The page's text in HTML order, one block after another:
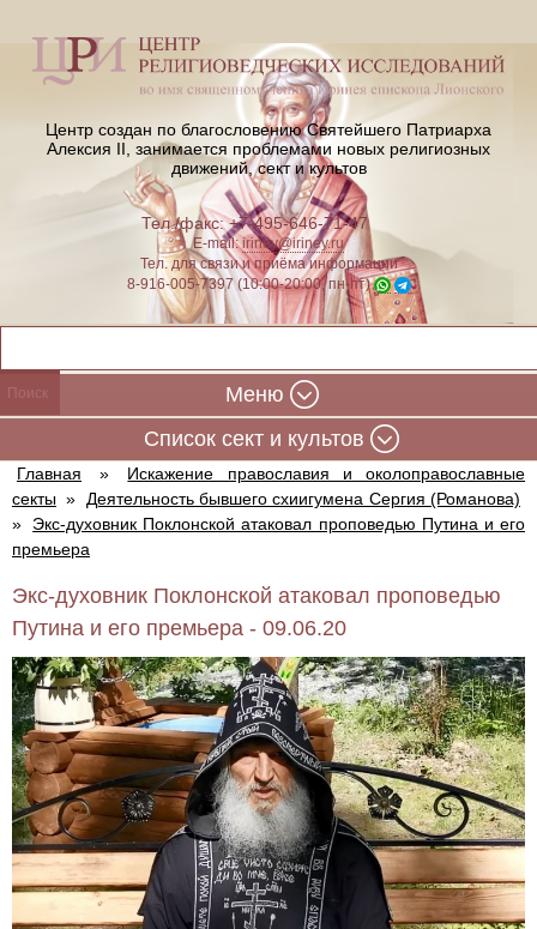
Центр создан по благословению Святейшего Патриарха
Алексия II, занимается проблемами новых религиозных
движений, сект и культов
Тел./факс: +7-495-646-71-47
E-mail:iriney@iriney.ru
Тел. для связи и приёма информации
8-916-005-7397 (10:00-20:00, пн-пт)
Меню
Cписок сект и культов
Главная »
Искажение православия и околоправославные
секты »
Деятельность бывшего схиигумена Сергия (Романова)
»
Экс-духовник Поклонской атаковал проповедью Путина и его
премьера
Экс-духовник Поклонской атаковал проповедью
Путина и его премьера - 09.06.20